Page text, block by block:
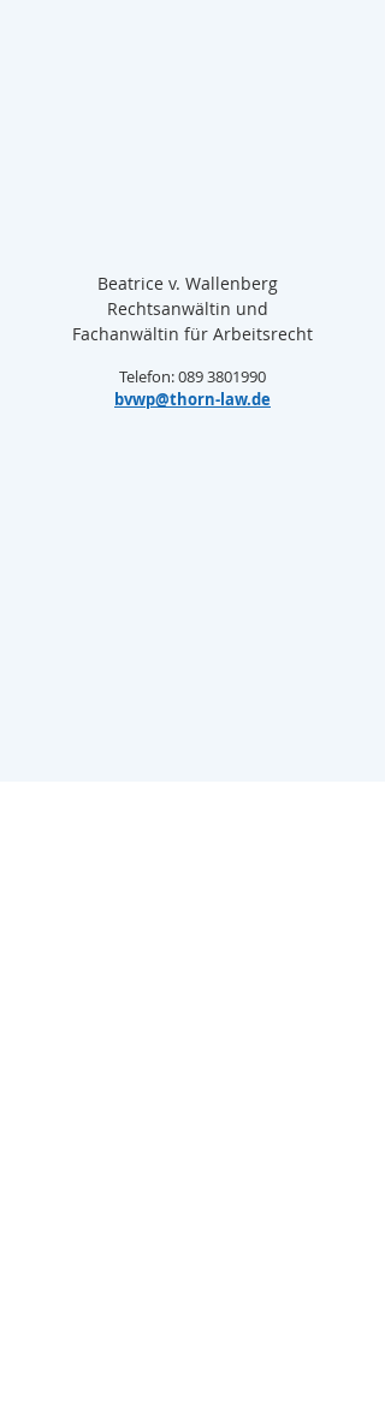
Beatrice v. Wallenberg
Rechtsanwältin und
Fachanwältin für Arbeitsrecht
Telefon: 089 3801990
bvwp@thorn-law.de